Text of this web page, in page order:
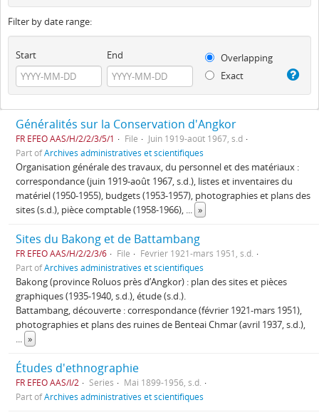
Filter by date range:
Start End
Overlapping
Exact
Généralités sur la Conservation d'Angkor
FR EFEO AAS/H/2/2/3/5/1 File
Juin 1919-août 1967, s.d
Part ofArchives administratives et scientifiques
Organisation générale des travaux, du personnel et des matériaux :
correspondance (juin 1919-août 1967, s.d.), listes et inventaires du
matériel (1950-1955), budgets (1953-1957), photographies et plans des
sites (s.d.), pièce comptable (1958-1966), ... »
Sites du Bakong et de Battambang
FR EFEO AAS/H/2/2/3/6 File
Février 1921-mars 1951, s.d.
Part ofArchives administratives et scientifiques
Bakong (province Roluos près d’Angkor) : plan des sites et pièces
graphiques (1935-1940, s.d.), étude (s.d.).
Battambang, découverte : correspondance (février 1921-mars 1951),
photographies et plans des ruines de Benteai Chmar (avril 1937, s.d.),
... »
Études d'ethnographie
FR EFEO AAS/I/2 Series
Mai 1899-1956, s.d.
Part ofArchives administratives et scientifiques